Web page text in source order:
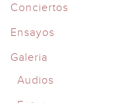
Conciertos
Ensayos
Galeria
Audios